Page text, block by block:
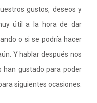
gustos, deseos y
útil a la hora de dar
o si se podría hacer
Y hablar después nos
han gustado para poder
siguientes ocasiones.